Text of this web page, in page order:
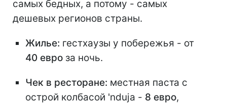
самых бедных, а потому - самых
дешевых регионов страны.
Жилье: гестхаузы у побережья - от
40 евро за ночь.
Чек в ресторане: местная паста с
острой колбасой 'nduja - 8 евро,